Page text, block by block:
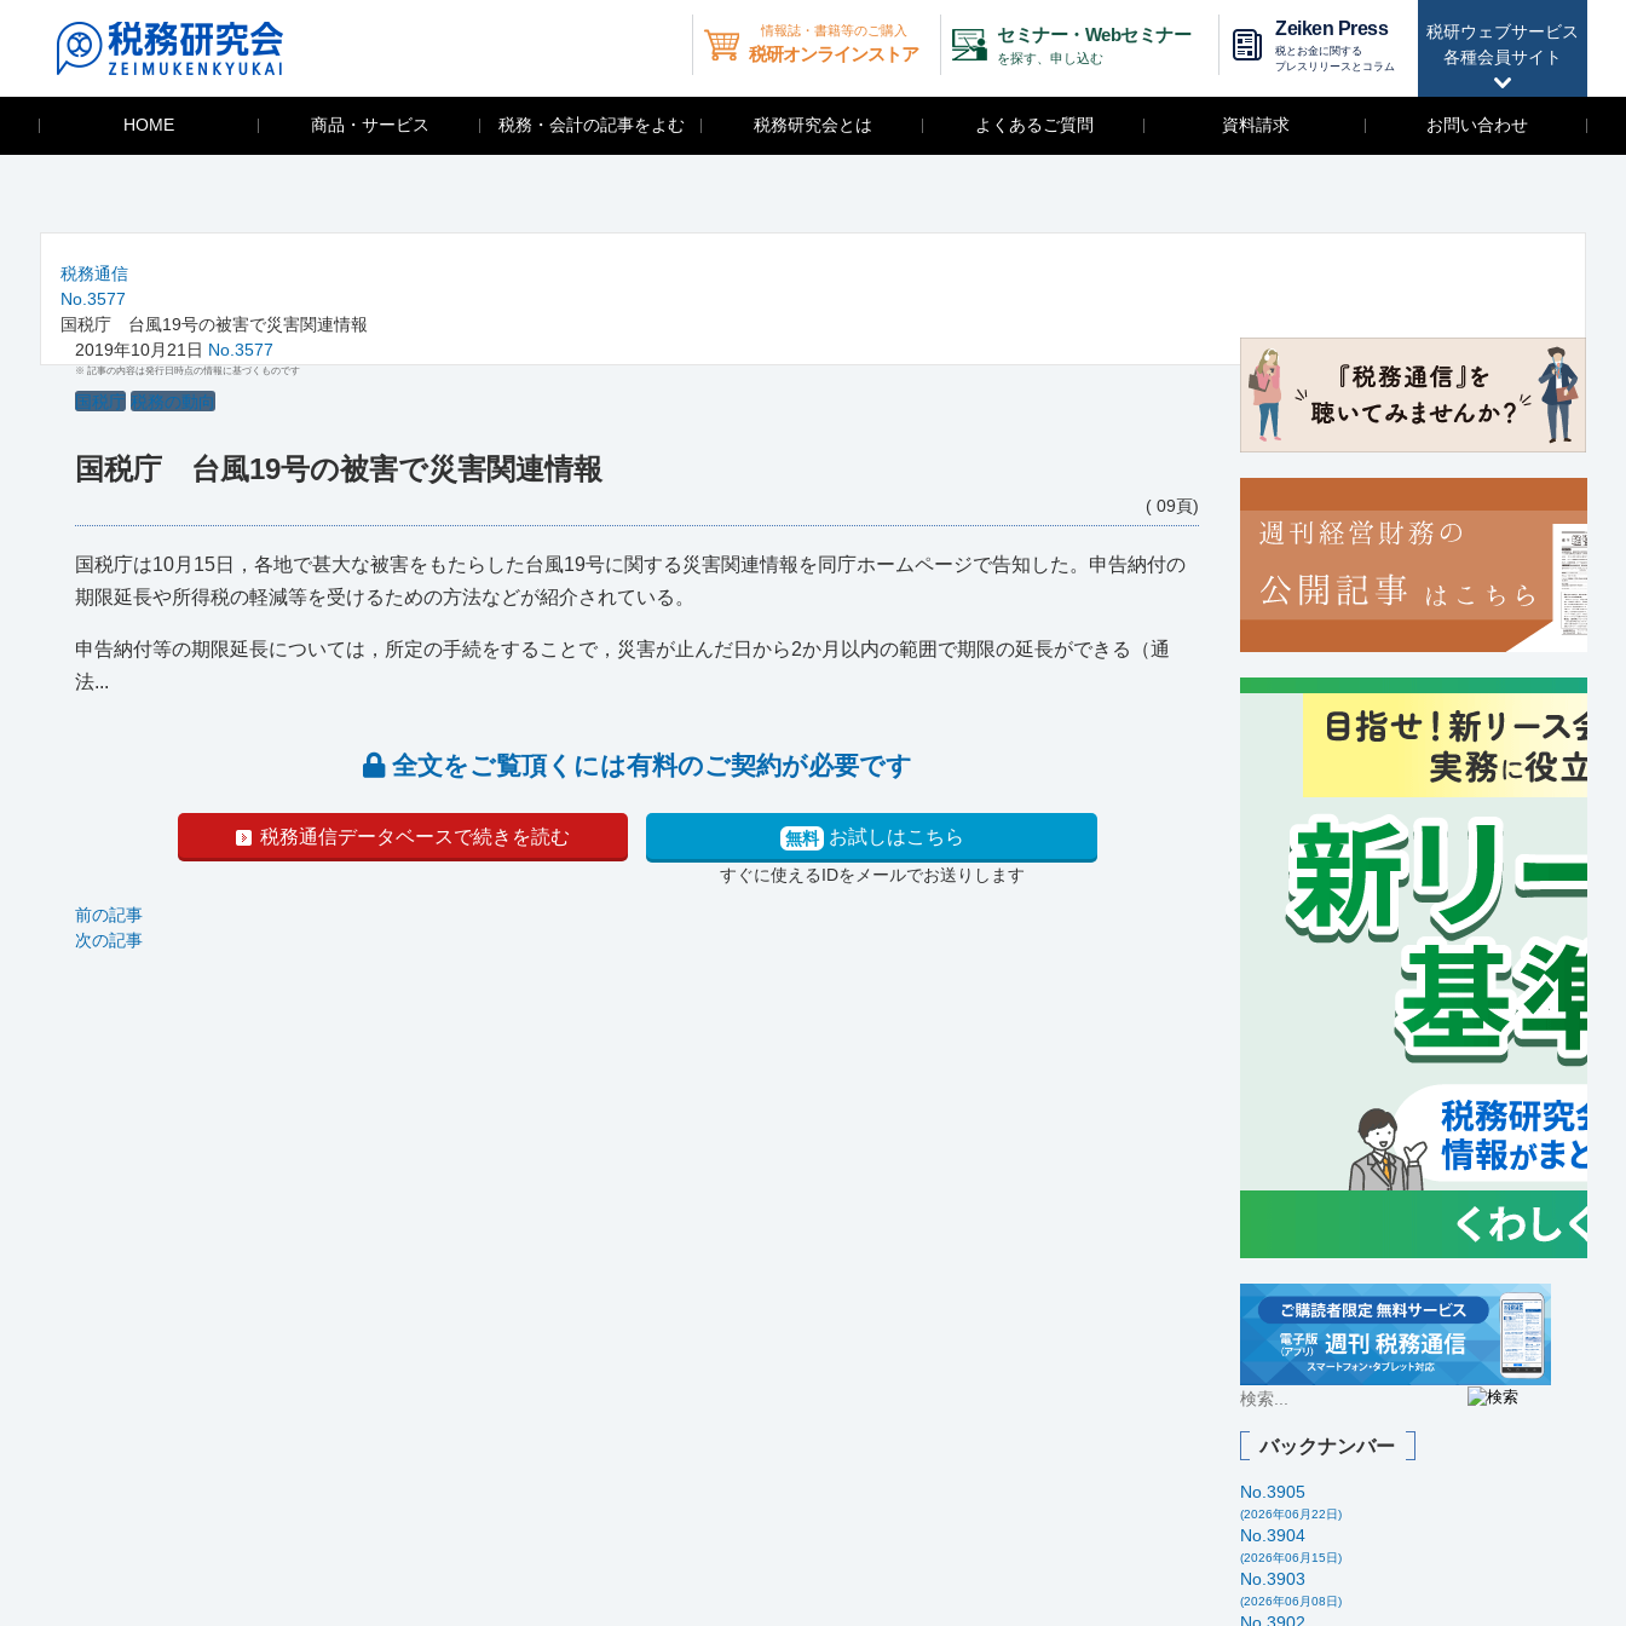
税研ウェブサービス
各種会員サイト
情報誌・書籍等のご購入
税研オンラインストア
セミナー・Webセミナー
を探す、申し込む
Zeiken Press
税とお金に関する
プレスリリースとコラム
HOME 商品・サービス 税務・会計の記事をよむ 税務研究会とは よくあるご質問 資料請求 お問い合わせ
税務通信
No.3577
国税庁 台風19号の被害で災害関連情報
2019年10月21日 No.3577
※ 記事の内容は発行日時点の情報に基づくものです
国税庁 税務の動向
国税庁 台風19号の被害で災害関連情報
( 09頁)
国税庁は10月15日，各地で甚大な被害をもたらした台風19号に関する災害関連情報を同庁ホームページで告知した。申告納付の
期限延長や所得税の軽減等を受けるための方法などが紹介されている。
申告納付等の期限延長については，所定の手続をすることで，災害が止んだ日から2か月以内の範囲で期限の延長ができる（通
法...
全文をご覧頂くには有料のご契約が必要です
税務通信データベースで続きを読む 無料 お試しはこちら
すぐに使えるIDをメールでお送りします
前の記事
次の記事
バックナンバー
No.3905
(2026年06月22日)
No.3904
(2026年06月15日)
No.3903
(2026年06月08日)